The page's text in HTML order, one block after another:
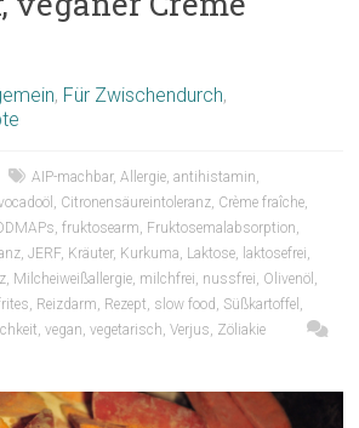
, Für Zwischendurch,
AIP-machbar,Allergie,antihistamin,
, Citronensäureintoleranz, Crème fraîche,
,fruktosearm, Fruktosemalabsorption,
,JERF, Kräuter, Kurkuma, Laktose, laktosefrei,
, Milcheiweißallergie, milchfrei, nussfrei, Olivenöl ,
, Reizdarm, Rezept, slow food , Süßkartoffel ,
,vegan,vegetarisch,Verjus, Zöliakie